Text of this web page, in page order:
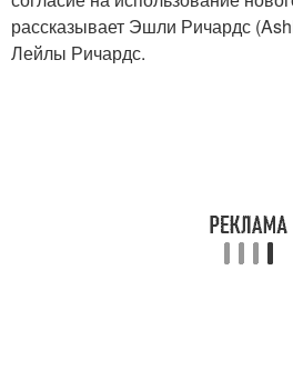
рассказывает Эшли Ричардс
Лейлы Ричардс.